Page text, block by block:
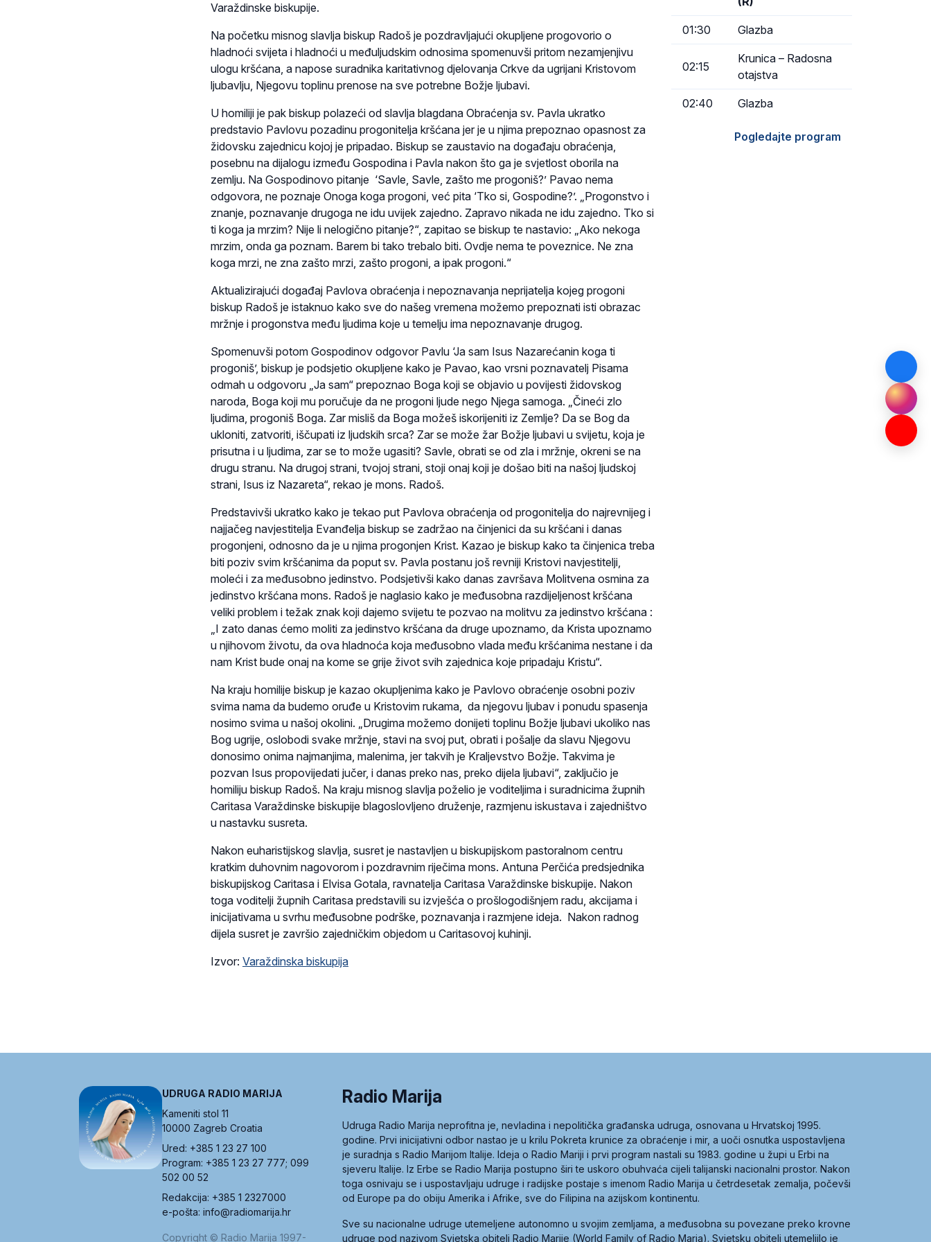
Varaždinske biskupije.
Na početku misnog slavlja biskup Radoš je pozdravljajući okupljene progovorio o
hladnoći svijeta i hladnoći u međuljudskim odnosima spomenuvši pritom nezamjenjivu
ulogu kršćana, a napose suradnika karitativnog djelovanja Crkve da ugrijani Kristovom
ljubavlju, Njegovu toplinu prenose na sve potrebne Božje ljubavi.
U homiliji je pak biskup polazeći od slavlja blagdana Obraćenja sv. Pavla ukratko
predstavio Pavlovu pozadinu progonitelja kršćana jer je u njima prepoznao opasnost za
židovsku zajednicu kojoj je pripadao. Biskup se zaustavio na događaju obraćenja,
posebnu na dijalogu između Gospodina i Pavla nakon što ga je svjetlost oborila na
zemlju. Na Gospodinovo pitanje ‘Savle, Savle, zašto me progoniš?’ Pavao nema
odgovora, ne poznaje Onoga koga progoni, već pita ‘Tko si, Gospodine?’. „Progonstvo i
znanje, poznavanje drugoga ne idu uvijek zajedno. Zapravo nikada ne idu zajedno. Tko si
ti koga ja mrzim? Nije li nelogično pitanje?“, zapitao se biskup te nastavio: „Ako nekoga
mrzim, onda ga poznam. Barem bi tako trebalo biti. Ovdje nema te poveznice. Ne zna
koga mrzi, ne zna zašto mrzi, zašto progoni, a ipak progoni.“
Aktualizirajući događaj Pavlova obraćenja i nepoznavanja neprijatelja kojeg progoni
biskup Radoš je istaknuo kako sve do našeg vremena možemo prepoznati isti obrazac
mržnje i progonstva među ljudima koje u temelju ima nepoznavanje drugog.
Spomenuvši potom Gospodinov odgovor Pavlu ‘Ja sam Isus Nazarećanin koga ti
progoniš’, biskup je podsjetio okupljene kako je Pavao, kao vrsni poznavatelj Pisama
odmah u odgovoru „Ja sam“ prepoznao Boga koji se objavio u povijesti židovskog
naroda, Boga koji mu poručuje da ne progoni ljude nego Njega samoga. „Čineći zlo
ljudima, progoniš Boga. Zar misliš da Boga možeš iskorijeniti iz Zemlje? Da se Bog da
ukloniti, zatvoriti, iščupati iz ljudskih srca? Zar se može žar Božje ljubavi u svijetu, koja je
prisutna i u ljudima, zar se to može ugasiti? Savle, obrati se od zla i mržnje, okreni se na
drugu stranu. Na drugoj strani, tvojoj strani, stoji onaj koji je došao biti na našoj ljudskoj
strani, Isus iz Nazareta“, rekao je mons. Radoš.
Predstavivši ukratko kako je tekao put Pavlova obraćenja od progonitelja do najrevnijeg i
najjačeg navjestitelja Evanđelja biskup se zadržao na činjenici da su kršćani i danas
progonjeni, odnosno da je u njima progonjen Krist. Kazao je biskup kako ta činjenica treba
biti poziv svim kršćanima da poput sv. Pavla postanu još revniji Kristovi navjestitelji,
moleći i za međusobno jedinstvo. Podsjetivši kako danas završava Molitvena osmina za
jedinstvo kršćana mons. Radoš je naglasio kako je međusobna razdijeljenost kršćana
veliki problem i težak znak koji dajemo svijetu te pozvao na molitvu za jedinstvo kršćana :
„I zato danas ćemo moliti za jedinstvo kršćana da druge upoznamo, da Krista upoznamo
u njihovom životu, da ova hladnoća koja međusobno vlada među kršćanima nestane i da
nam Krist bude onaj na kome se grije život svih zajednica koje pripadaju Kristu“.
Na kraju homilije biskup je kazao okupljenima kako je Pavlovo obraćenje osobni poziv
svima nama da budemo oruđe u Kristovim rukama, da njegovu ljubav i ponudu spasenja
nosimo svima u našoj okolini. „Drugima možemo donijeti toplinu Božje ljubavi ukoliko nas
Bog ugrije, oslobodi svake mržnje, stavi na svoj put, obrati i pošalje da slavu Njegovu
donosimo onima najmanjima, malenima, jer takvih je Kraljevstvo Božje. Takvima je
pozvan Isus propovijedati jučer, i danas preko nas, preko dijela ljubavi“, zaključio je
homiliju biskup Radoš. Na kraju misnog slavlja poželio je voditeljima i suradnicima župnih
Caritasa Varaždinske biskupije blagoslovljeno druženje, razmjenu iskustava i zajedništvo
u nastavku susreta.
Nakon euharistijskog slavlja, susret je nastavljen u biskupijskom pastoralnom centru
kratkim duhovnim nagovorom i pozdravnim riječima mons. Antuna Perčića predsjednika
biskupijskog Caritasa i Elvisa Gotala, ravnatelja Caritasa Varaždinske biskupije. Nakon
toga voditelji župnih Caritasa predstavili su izvješća o prošlogodišnjem radu, akcijama i
inicijativama u svrhu međusobne podrške, poznavanja i razmjene ideja. Nakon radnog
dijela susret je završio zajedničkim objedom u Caritasovoj kuhinji.
Izvor: Varaždinska biskupija
01:30 Glazba
02:15
Krunica – Radosna
otajstva
02:40 Glazba
Pogledajte program
UDRUGA RADIO MARIJA
Kameniti stol 11
10000 Zagreb Croatia
Ured: +385 1 23 27 100
Program: +385 1 23 27 777; 099
502 00 52
Redakcija: +385 1 2327000
e-pošta: info@radiomarija.hr
Copyright © Radio Marija 1997-
Radio Marija
Udruga Radio Marija neprofitna je, nevladina i nepolitička građanska udruga, osnovana u Hrvatskoj 1995.
godine. Prvi inicijativni odbor nastao je u krilu Pokreta krunice za obraćenje i mir, a uoči osnutka uspostavljena
je suradnja s Radio Marijom Italije. Ideja o Radio Mariji i prvi program nastali su 1983. godine u župi u Erbi na
sjeveru Italije. Iz Erbe se Radio Marija postupno širi te uskoro obuhvaća cijeli talijanski nacionalni prostor. Nakon
toga osnivaju se i uspostavljaju udruge i radijske postaje s imenom Radio Marija u četrdesetak zemalja, počevši
od Europe pa do obiju Amerika i Afrike, sve do Filipina na azijskom kontinentu.
Sve su nacionalne udruge utemeljene autonomno u svojim zemljama, a međusobna su povezane preko krovne
udruge pod nazivom Svjetska obitelj Radio Marije (World Family of Radio Maria). Svjetsku obitelj utemeljilo je